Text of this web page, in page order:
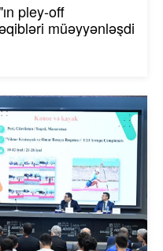
pley-off
müəyyənləşdi